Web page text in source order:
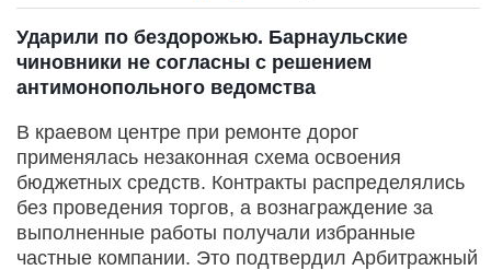
Ударили по бездорожью. Барнаульские
чиновники не согласны с решением
антимонопольного ведомства
В краевом центре при ремонте дорог
применялась незаконная схема освоения
бюджетных средств. Контракты распределялись
без проведения торгов, а вознаграждение за
выполненные работы получали избранные
частные компании. Это подтвердил Арбитражный